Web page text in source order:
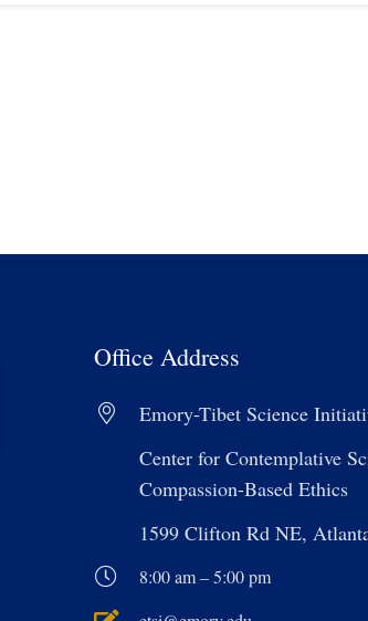
Office Address
Emory-Tibet Science
Center for Contemplative
Compassion-Based Ethics
1599 Clifton Rd NE,
8:00 am – 5:00 pm